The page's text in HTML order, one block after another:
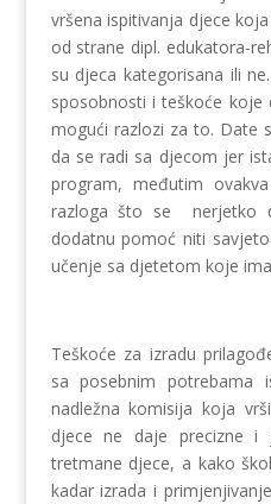
vršena ispitivanja djece
od strane dipl. edukatora-
su djeca kategorisana ili
sposobnosti i teškoće
mogući razlozi za to. Date
da se radi sa djecom jer
program, međutim
razloga što se nerjetko
dodatnu pomoć niti
učenje sa djetetom koje
Teškoće za izradu
sa posebnim
nadležna komisija koja
djece ne daje precizne i
tretmane djece, a kako
kadar izrada i